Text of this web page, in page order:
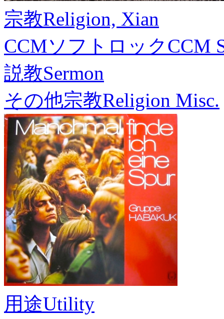
宗教Religion, Xian
CCMソフトロックCCM
説教Sermon
その他宗教Religion Misc.
用途Utility